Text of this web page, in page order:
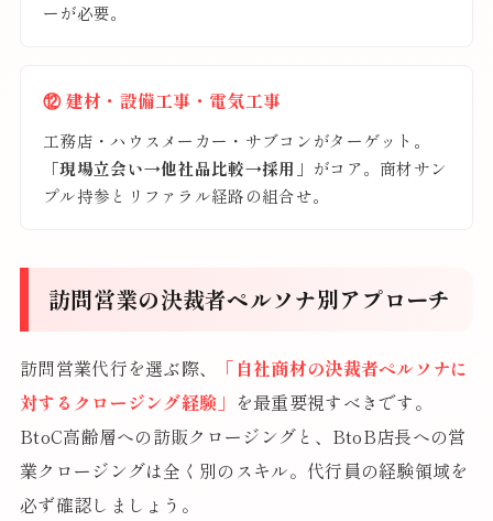
ーが必要。
⑫ 建材・設備工事・電気工事
工務店・ハウスメーカー・サブコンがターゲット。
「現場立会い→他社品比較→採用」 がコア。商材サン
プル持参とリファラル経路の組合せ。
訪問営業の決裁者ペルソナ別アプローチ
訪問営業代行を選ぶ際、
「自社商材の決裁者ペルソナに
対するクロージング経験」 を最重要視すべきです。
BtoC高齢層への訪販クロージングと、BtoB店長への営
業クロージングは全く別のスキル。代行員の経験領域を
必ず確認しましょう。